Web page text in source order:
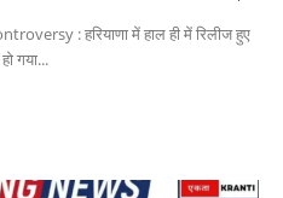
: हरियाणा में हाल ही में रिलीज हुए
गया...